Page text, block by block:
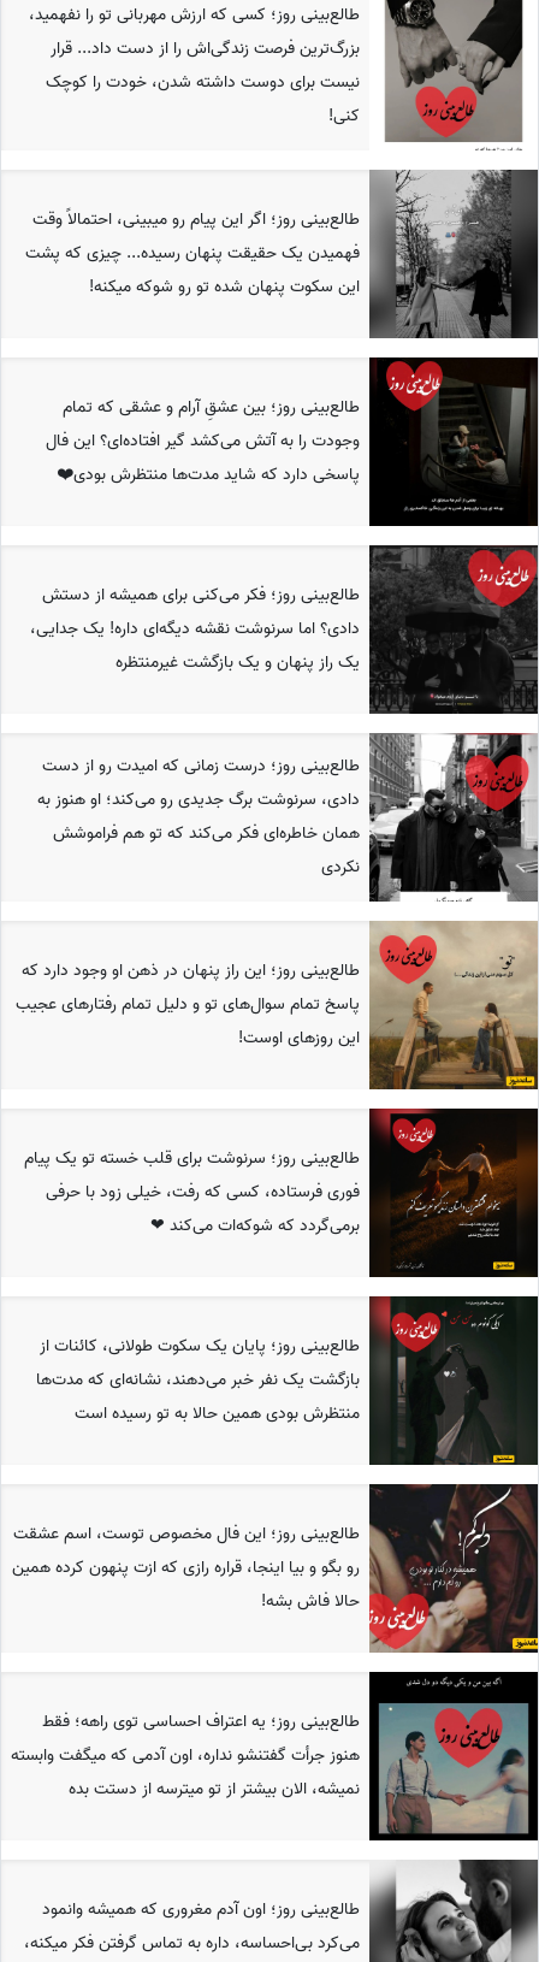
طالع‌بینی روز؛ کسی که ارزش مهربانی تو را نفهمید،
بزرگ‌ترین فرصت زندگی‌اش را از دست داد... قرار
نیست برای دوست داشته شدن، خودت را کوچک
کنی!
طالع‌بینی روز؛ اگر این پیام رو میبینی، احتمالاً وقت
فهمیدن یک حقیقت پنهان رسیده... چیزی که پشت
این سکوت پنهان شده تو رو شوکه میکنه!
طالع‌بینی روز؛ بین عشقِ آرام و عشقی که تمام
وجودت را به آتش می‌کشد گیر افتاده‌ای؟ این فال
پاسخی دارد که شاید مدت‌ها منتظرش بودی❤️
طالع‌بینی روز؛ فکر می‌کنی برای همیشه از دستش
دادی؟ اما سرنوشت نقشه دیگه‌ای داره! یک جدایی،
یک راز پنهان و یک بازگشت غیرمنتظره
طالع‌بینی روز؛ درست زمانی که امیدت رو از دست
دادی، سرنوشت برگ جدیدی رو می‌کند؛ او هنوز به
همان خاطره‌ای فکر می‌کند که تو هم فراموشش
نکردی
طالع‌بینی روز؛ این راز پنهان در ذهن او وجود دارد که
پاسخ تمام سوال‌های تو و دلیل تمام رفتارهای عجیب
این روزهای اوست!
طالع‌بینی روز؛ سرنوشت برای قلب خسته تو یک پیام
فوری فرستاده، کسی که رفت، خیلی زود با حرفی
برمی‌گردد که شوکه‌ات می‌کند ❤
طالع‌بینی روز؛ پایان یک سکوت طولانی، کائنات از
بازگشت یک نفر خبر می‌دهند، نشانه‌ای که مدت‌ها
منتظرش بودی همین حالا به تو رسیده است
طالع‌بینی روز؛ این فال مخصوص توست، اسم عشقت
رو بگو و بیا اینجا، قراره رازی که ازت پنهون کرده همین
حالا فاش بشه!
طالع‌بینی روز؛ یه اعتراف احساسی توی راهه؛ فقط
هنوز جرأت گفتنشو نداره، اون آدمی که میگفت وابسته
نمیشه، الان بیشتر از تو میترسه از دستت بده
طالع‌بینی روز؛ اون آدم مغروری که همیشه وانمود
می‌کرد بی‌احساسه، داره به تماس گرفتن فکر میکنه،